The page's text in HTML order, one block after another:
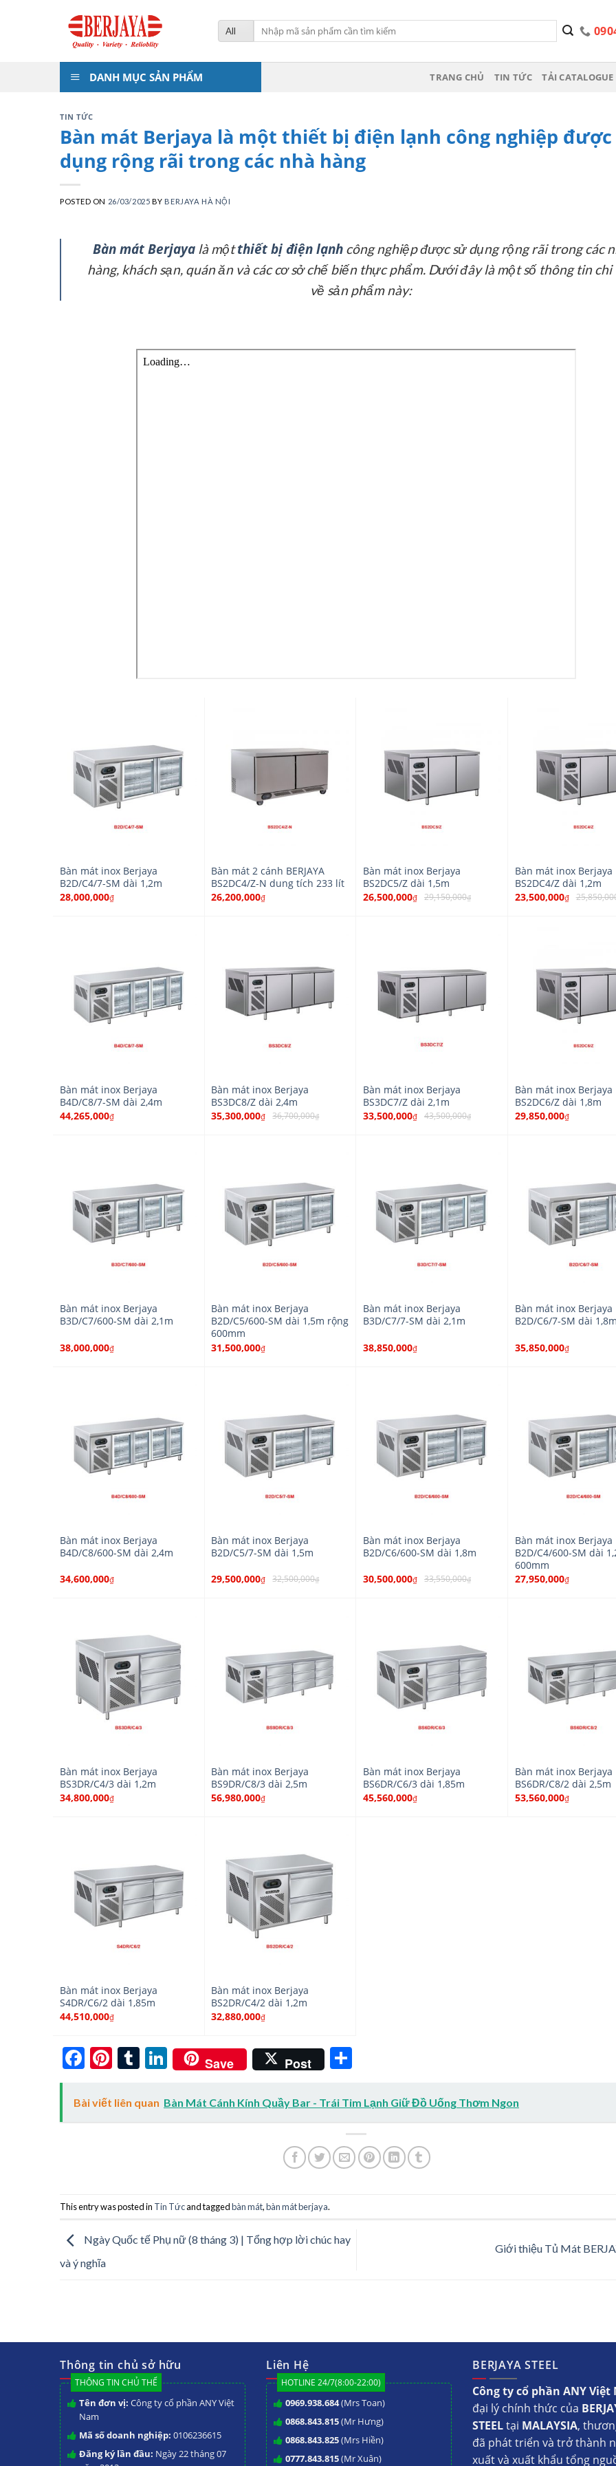
Tìm
kiếm:
DANH MỤC SẢN PHẨM TRANG CHỦ TIN TỨC TẢI CATALOGUE
TIN TỨC
Bàn mát Berjaya là một thiết bị điện lạnh công nghiệp
dụng rộng rãi trong các nhà hàng
POSTED ON 26/03/2025 BY BERJAYA HÀ NỘI
Bàn mát Berjaya là mộtthiết bị điện lạnh công nghiệp được sử dụng rộng rãi trong các
hàng, khách sạn, quán ăn và các cơ sở chế biến thực phẩm. Dưới đây là một số thông tin
về sản phẩm này:
Bàn mát inox Berjaya
B2D/C4/7-SM dài 1,2m
28,000,000₫
Bàn mát 2 cánh BERJAYA
BS2DC4/Z-N dung tích 233 lít
26,200,000₫
Bàn mát inox Berjaya
BS2DC5/Z dài 1,5m
26,500,000₫ 29,150,000₫
Bàn mát inox Berjaya
BS2DC4/Z dài 1,2m
23,500,000₫
Bàn mát inox Berjaya
B4D/C8/7-SM dài 2,4m
44,265,000₫
Bàn mát inox Berjaya
BS3DC8/Z dài 2,4m
35,300,000₫ 36,700,000₫
Bàn mát inox Berjaya
BS3DC7/Z dài 2,1m
33,500,000₫ 43,500,000₫
Bàn mát inox Berjaya
BS2DC6/Z dài 1,8m
29,850,000₫
Bàn mát inox Berjaya
B3D/C7/600-SM dài 2,1m
38,000,000₫
Bàn mát inox Berjaya
B2D/C5/600-SM dài 1,5m rộng
600mm
31,500,000₫
Bàn mát inox Berjaya
B3D/C7/7-SM dài 2,1m
38,850,000₫
Bàn mát inox Berjaya
B2D/C6/7-SM dài
35,850,000₫
Bàn mát inox Berjaya
B4D/C8/600-SM dài 2,4m
34,600,000₫
Bàn mát inox Berjaya
B2D/C5/7-SM dài 1,5m
29,500,000₫ 32,500,000₫
Bàn mát inox Berjaya
B2D/C6/600-SM dài 1,8m
30,500,000₫ 33,550,000₫
Bàn mát inox Berjaya
B2D/C4/600-SM dài
600mm
27,950,000₫
Bàn mát inox Berjaya
BS3DR/C4/3 dài 1,2m
34,800,000₫
Bàn mát inox Berjaya
BS9DR/C8/3 dài 2,5m
56,980,000₫
Bàn mát inox Berjaya
BS6DR/C6/3 dài 1,85m
45,560,000₫
Bàn mát inox Berjaya
BS6DR/C8/2 dài 2,5m
53,560,000₫
Bàn mát inox Berjaya
S4DR/C6/2 dài 1,85m
44,510,000₫
Bàn mát inox Berjaya
BS2DR/C4/2 dài 1,2m
32,880,000₫
Facebook
Pinterest
Tumblr
LinkedIn
Save Post
Bài viết liên quan Bàn Mát Cánh Kính Quầy Bar - Trái Tim Lạnh Giữ Đồ Uống Thơm Ngon
This entry was posted in Tin Tứcand taggedbàn mát,bàn mát berjaya.
Ngày Quốc tế Phụ nữ (8 tháng 3) | Tổng hợp lời chúc hay
và ý nghĩa
Giới thiệu Tủ Mát
Thông tin chủ sở hữu
THÔNG TIN CHỦ THỂ
Tên đơn vị: Công ty cổ phần ANY Việt
Nam
Mã số doanh nghiệp: 0106236615
Đăng ký lần đầu: Ngày 22 tháng 07
Liên Hệ
HOTLINE 24/7(8:00-22:00)
0969.938.684(Mrs Toan)
0868.843.815(Mr Hưng)
0868.843.825(Mrs Hiền)
0777.843.815(Mr Xuân)
BERJAYA STEEL
Công ty cổ phần ANY Việt
đại lý chính thức của
STEELtại MALAYSIA,
đã phát triển và trở thành
xuất và xuất khẩu tổng